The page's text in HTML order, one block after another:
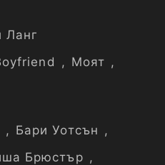
Ланг
, Моят ,
, Бари Уотсън ,
Брюстър ,